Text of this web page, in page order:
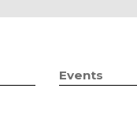
Events